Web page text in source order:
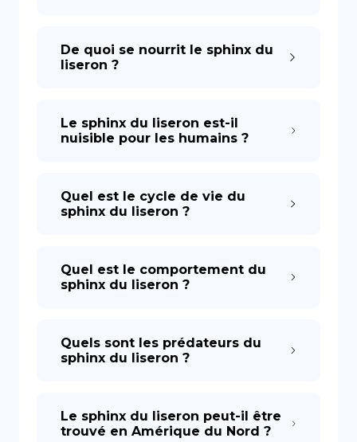
De quoi se nourrit le sphinx du
liseron ?
Le sphinx du liseron est-il
nuisible pour les humains ?
Quel est le cycle de vie du
sphinx du liseron ?
Quel est le comportement du
sphinx du liseron ?
Quels sont les prédateurs du
sphinx du liseron ?
Le sphinx du liseron peut-il être
trouvé en Amérique du Nord ?